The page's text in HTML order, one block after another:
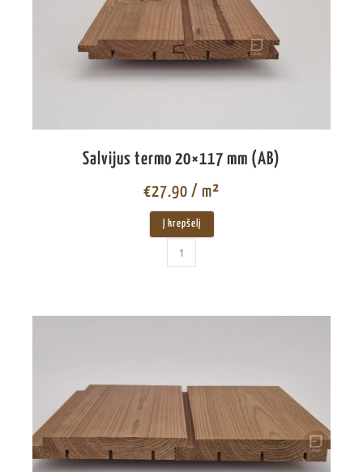
Salvijus termo 20×117 mm (AB)
€27.90 / m²
Į krepšelį